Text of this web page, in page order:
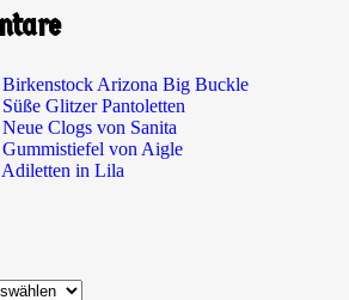
Birkenstock Arizona Big Buckle
Süße Glitzer Pantoletten
Neue Clogs von Sanita
Gummistiefel von Aigle
Adiletten in Lila